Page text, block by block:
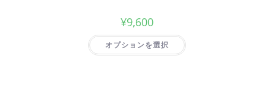
¥9,600
オプションを選択